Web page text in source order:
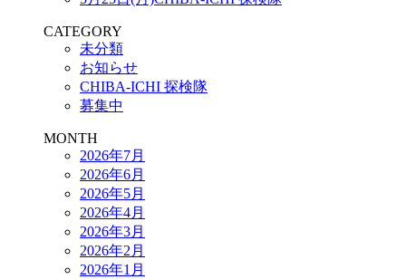
CATEGORY
未分類
お知らせ
CHIBA-ICHI 探検隊
募集中
MONTH
2026年7月
2026年6月
2026年5月
2026年4月
2026年3月
2026年2月
2026年1月